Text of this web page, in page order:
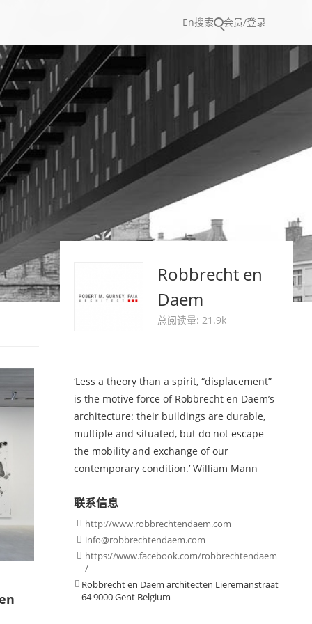
En搜索 会员/登录
Robbrecht en
Daem
总阅读量: 21.9k
‘Less a theory than a spirit, “displacement”
is the motive force of Robbrecht en Daem’s
architecture: their buildings are durable,
multiple and situated, but do not escape
the mobility and exchange of our
contemporary condition.’ William Mann
联系信息
 http://www.robbrechtendaem.com
 info@robbrechtendaem.com
 https://www.facebook.com/robbrechtendaem
/
 Robbrecht en Daem architecten Lieremanstraat
64 9000 Gent Belgium